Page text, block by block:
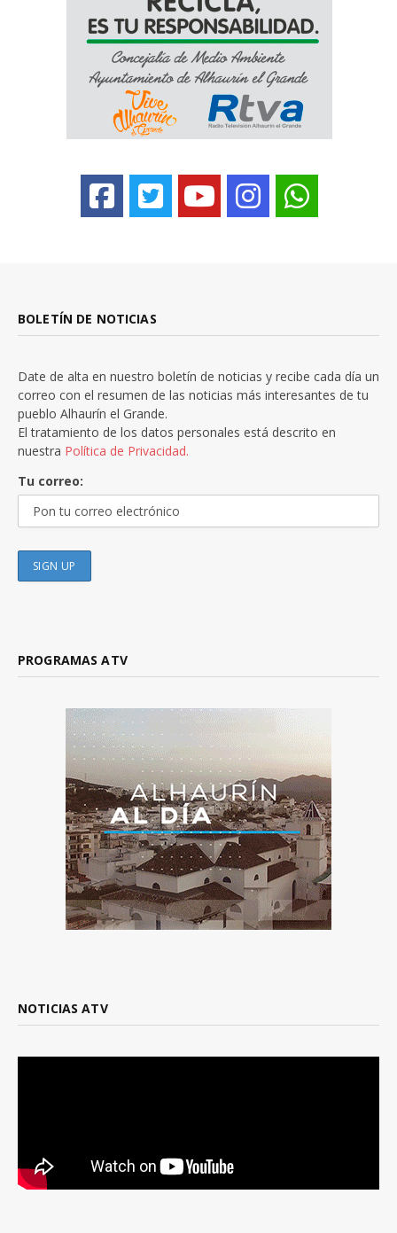
BOLETÍN DE NOTICIAS
Date de alta en nuestro boletín de noticias y recibe cada día un
correo con el resumen de las noticias más interesantes de tu
pueblo Alhaurín el Grande.
El tratamiento de los datos personales está descrito en
nuestra Política de Privacidad.
Tu correo:
PROGRAMAS ATV
NOTICIAS ATV